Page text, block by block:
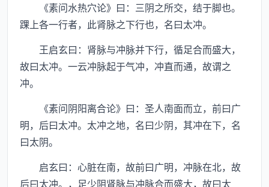
《素问水热穴论》曰：三阴之所交，结于脚也。
踝上各一行者，此肾脉之下行也，名曰太冲。
王启玄曰：肾脉与冲脉并下行，循足合而盛大，
故曰太冲。一云冲脉起于气冲，冲直而通，故谓之
冲。
《素问阴阳离合论》曰：圣人南面而立，前曰广
明，后曰太冲。太冲之地，名曰少阴，其冲在下，名
曰太阴。
启玄曰：心脏在南，故前曰广明，冲脉在北，故
后曰太冲。，足少阴肾脉与冲脉合而盛大，故曰太